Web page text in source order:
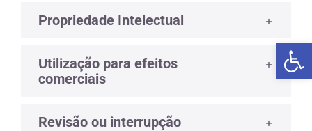
Propriedade Intelectual
Utilização para efeitos
comerciais
Revisão ou interrupção